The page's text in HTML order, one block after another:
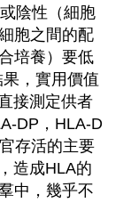
陰性（細胞
胞之間的配
培養）要低
，實用價值
接測定供者
DP，HLA-D
存活的主要
造成HLA的
中，幾乎不